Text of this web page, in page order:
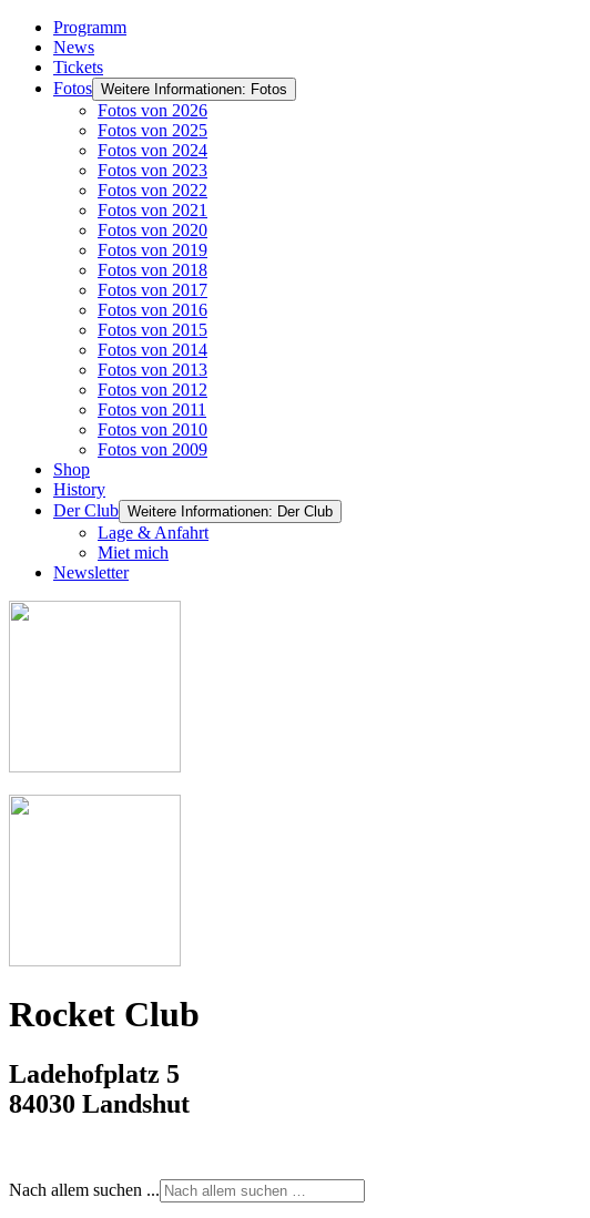
Programm
News
Tickets
Fotos Weitere Informationen: Fotos
Fotos von 2026
Fotos von 2025
Fotos von 2024
Fotos von 2023
Fotos von 2022
Fotos von 2021
Fotos von 2020
Fotos von 2019
Fotos von 2018
Fotos von 2017
Fotos von 2016
Fotos von 2015
Fotos von 2014
Fotos von 2013
Fotos von 2012
Fotos von 2011
Fotos von 2010
Fotos von 2009
Shop
History
Der Club Weitere Informationen: Der Club
Lage & Anfahrt
Miet mich
Newsletter
Rocket Club
Ladehofplatz 5
84030 Landshut
Nach allem suchen ...